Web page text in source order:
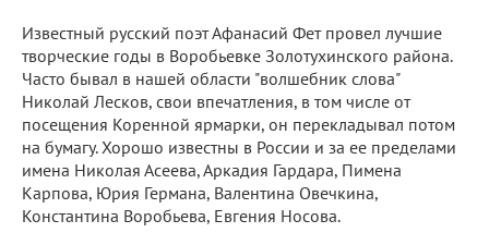
Известный русский поэт Афанасий Фет провел лучшие
творческие годы в Воробьевке Золотухинского района.
Часто бывал в нашей области "волшебник слова"
Николай Лесков, свои впечатления, в том числе от
посещения Коренной ярмарки, он перекладывал потом
на бумагу. Хорошо известны в России и за ее пределами
имена Николая Асеева, Аркадия Гардара, Пимена
Карпова, Юрия Германа, Валентина Овечкина,
Константина Воробьева, Евгения Носова.